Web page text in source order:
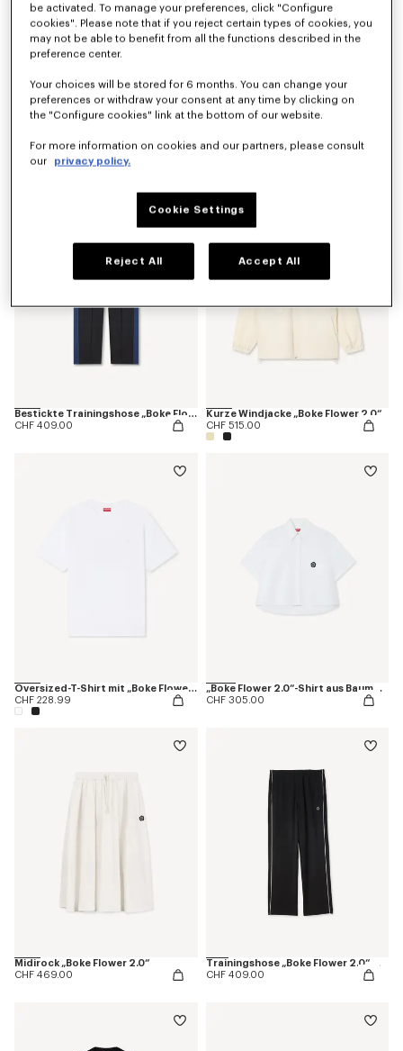
T-Shirt „Boke Flower 2.0“ aus Baumwolle
CHF 159.00
CHF 495.00
Bestickte Trainingshose „Boke Flower 2.0“
CHF 409.00
Kurze Windjacke „Boke Flower 2.0“
CHF 515.00
Oversized-T-Shirt mit „Boke Flower 2.0" -Stickerei aus Baumwolle
CHF 228.99
„Boke Flower 2.0“-Shirt aus Baumwollpopeline
CHF 305.00
Midirock „Boke Flower 2.0“
CHF 469.00
Trainingshose „Boke Flower 2.0“ mit Stickerei
CHF 409.00
be activated. To manage your preferences, click "Configure
cookies". Please note that if you reject certain types of cookies, you
may not be able to benefit from all the functions described in the
preference center.
Your choices will be stored for 6 months. You can change your
preferences or withdraw your consent at any time by clicking on
the "Configure cookies" link at the bottom of our website.
For more information on cookies and our partners, please consult
our
privacy policy.
Cookie Settings
Reject All Accept All